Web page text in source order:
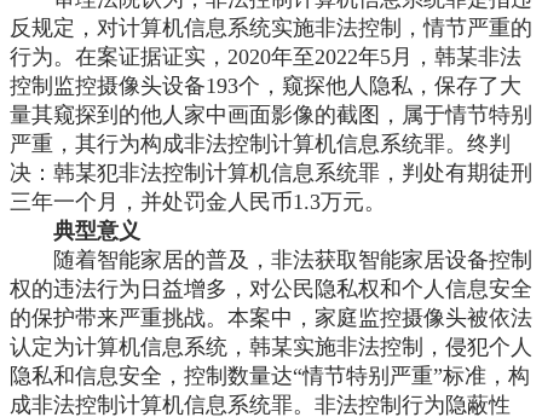
反规定，对计算机信息系统实施非法控制，情节严重的
行为。在案证据证实， 2020年至2022年5月，韩某非法
控制监控摄像头设备193个，窥探他人隐私，保存了大
量其窥探到的他人家中画面影像的截图，属于情节特别
严重，其行为构成非法控制计算机信息系统罪。终判
决：韩某犯非法控制计算机信息系统罪，判处有期徒刑
三年一个月，并处罚金人民币1.3万元。
典型意义
随着智能家居的普及，非法获取智能家居设备控制
权的违法行为日益增多，对公民隐私权和个人信息安全
的保护带来严重挑战。本案中，家庭监控摄像头被依法
认定为计算机信息系统，韩某实施非法控制，侵犯个人
隐私和信息安全，控制数量达“情节特别严重”标准，构
成非法控制计算机信息系统罪。非法控制行为隐蔽性